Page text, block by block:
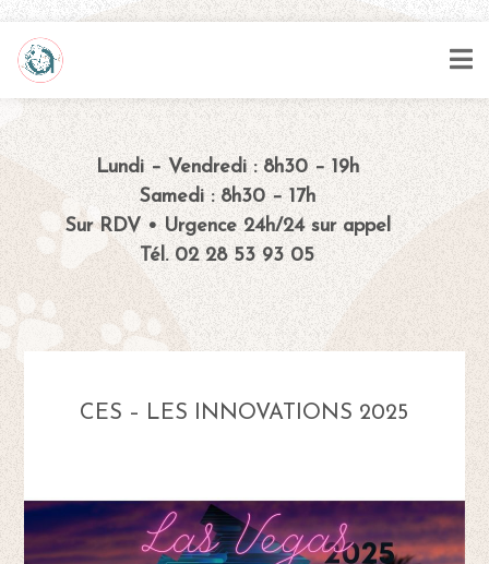
Lundi – Vendredi : 8h30 – 19h
Samedi : 8h30 – 17h
Sur RDV • Urgence 24h/24 sur appel
Tél. 02 28 53 93 05
CES – LES INNOVATIONS 2025